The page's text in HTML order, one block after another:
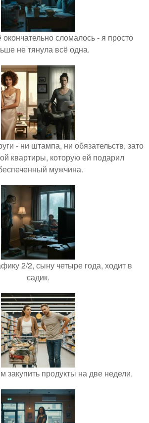
окончательно сломалось - я просто
не тянула всё одна.
- ни штампа, ни обязательств, зато
квартиры, которую ей подарил
мужчина.
2/2, сыну четыре года, ходит в
садик.
закупить продукты на две недели.